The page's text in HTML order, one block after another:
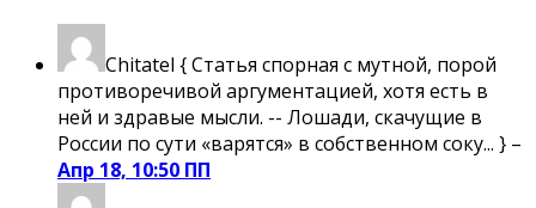
Chitatel { Статья спорная с мутной, порой
противоречивой аргументацией, хотя есть в
ней и здравые мысли. -- Лошади, скачущие в
России по сути «варятся» в собственном соку... } –
Апр 18, 10:50 ПП